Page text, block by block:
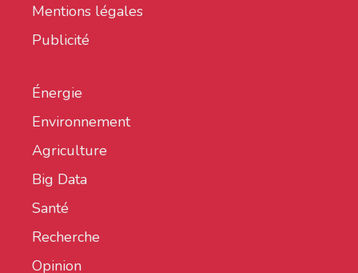
Mentions légales
Publicité
Énergie
Environnement
Agriculture
Big Data
Santé
Recherche
Opinion